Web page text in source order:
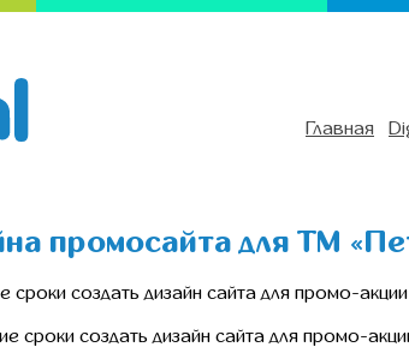
Главная
промосайта для ТМ
сроки создать дизайн сайта для промо-
сроки создать дизайн сайта для промо-